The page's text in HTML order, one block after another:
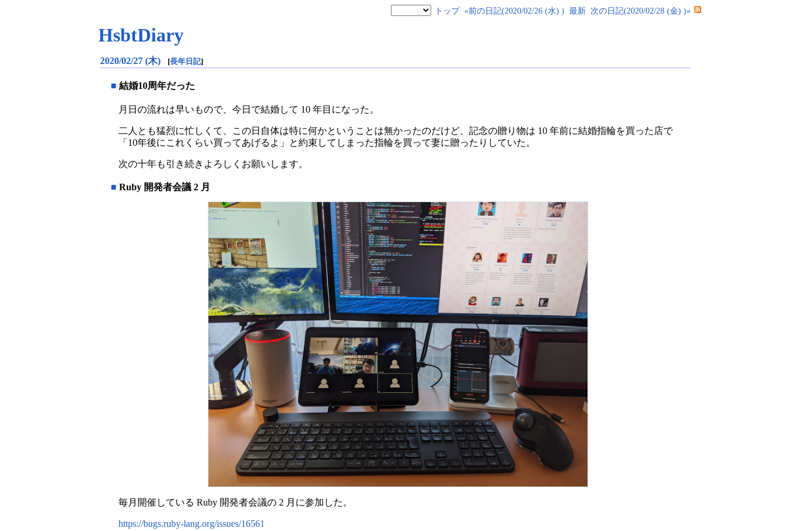
トップ «前の日記(2020/02/26 (水) ) 最新 次の日記(2020/02/28 (金) )»
HsbtDiary
2020/02/27 (木) [長年日記]
■ 結婚10周年だった
月日の流れは早いもので、今日で結婚して 10 年目になった。
二人とも猛烈に忙しくて、この日自体は特に何かということは無かったのだけど、記念の贈り物は 10 年前に結婚指輪を買った店で
「10年後にこれくらい買ってあげるよ」と約束してしまった指輪を買って妻に贈ったりしていた。
次の十年も引き続きよろしくお願いします。
■ Ruby 開発者会議 2 月
毎月開催している Ruby 開発者会議の 2 月に参加した。
https://bugs.ruby-lang.org/issues/16561